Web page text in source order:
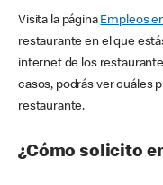
Visita la página Empleos
restaurante en el que
internet de los
casos, podrás ver cuáles
restaurante.
¿Cómo solicito